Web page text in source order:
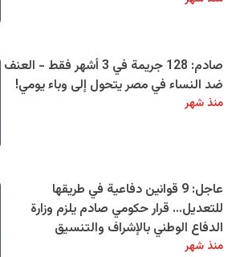
صادم: 128 جريمة في 3 أشهر فقط - العنف
ضد النساء في مصر يتحول إلى وباء يومي!
منذ شهر
عاجل: 9 قوانين دفاعية في طريقها
للتعديل… قرار حكومي صادم يلزم وزارة
الدفاع الوطني بالإشراف والتنسيق
منذ شهر